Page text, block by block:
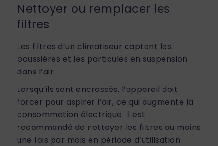
Nettoyer ou remplacer les
filtres
Les filtres d’un climatiseur captent les
poussières et les particules en suspension
dans l’air.
Lorsqu’ils sont encrassés, l’appareil doit
forcer pour aspirer l’air, ce qui augmente la
consommation électrique. Il est
recommandé de nettoyer les filtres au moins
une fois par mois en période d’utilisation